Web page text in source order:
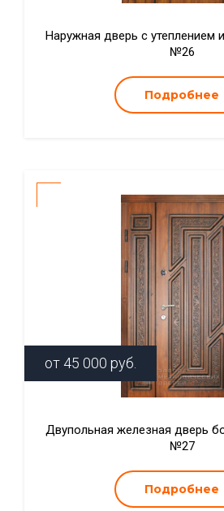
Наружная дверь с утеплением
№26
Подробнее
от 45 000 руб.
Двупольная железная дверь
№27
Подробнее